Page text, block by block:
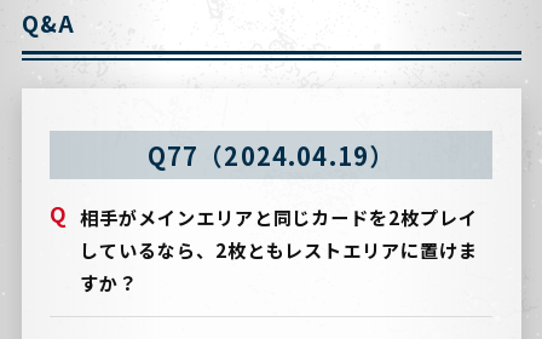
Q&A
Q77（2024.04.19）
相手がメインエリアと同じカードを2枚プレイ
しているなら、2枚ともレストエリアに置けま
すか？